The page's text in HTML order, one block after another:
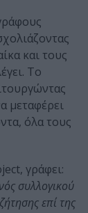
και τους
Το
μεταφέρει
όλα τους
γράφει:
συλλογικού
επί της